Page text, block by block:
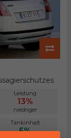
Leistung
13%
niedriger
Tankinhalt
5%